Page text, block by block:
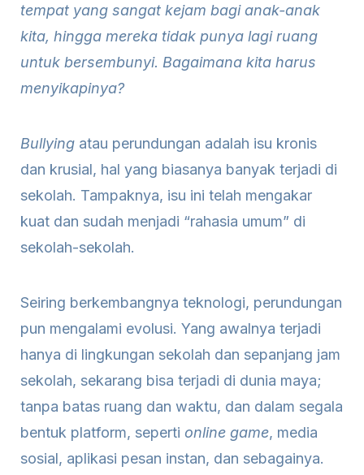
tempat yang sangat kejam bagi anak-anak
kita, hingga mereka tidak punya lagi ruang
untuk bersembunyi. Bagaimana kita harus
menyikapinya?
Bullying atau perundungan adalah isu kronis
dan krusial, hal yang biasanya banyak terjadi di
sekolah. Tampaknya, isu ini telah mengakar
kuat dan sudah menjadi “rahasia umum” di
sekolah-sekolah.
Seiring berkembangnya teknologi, perundungan
pun mengalami evolusi. Yang awalnya terjadi
hanya di lingkungan sekolah dan sepanjang jam
sekolah, sekarang bisa terjadi di dunia maya;
tanpa batas ruang dan waktu, dan dalam segala
bentuk platform, seperti online game, media
sosial, aplikasi pesan instan, dan sebagainya.